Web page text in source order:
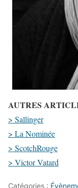
AUTRES
> Sallinger
> La Nominée
> ScotchRouge
> Victor Vatard
Catégories :